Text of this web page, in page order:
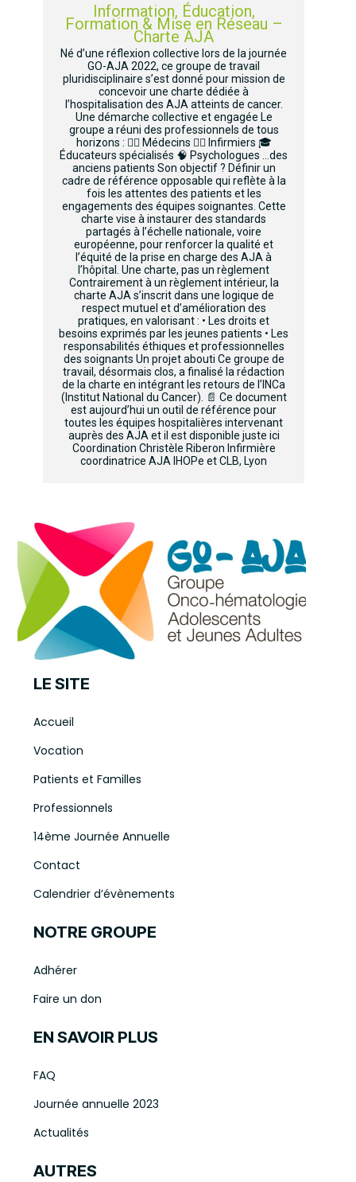
Information, Éducation,
Formation & Mise en Réseau –
Charte AJA
Né d’une réflexion collective lors de la journée
GO-AJA 2022, ce groupe de travail
pluridisciplinaire s’est donné pour mission de
concevoir une charte dédiée à
l’hospitalisation des AJA atteints de cancer.
Une démarche collective et engagée Le
groupe a réuni des professionnels de tous
horizons : 👩‍⚕️ Médecins 👨‍⚕️ Infirmiers 🎓
Éducateurs spécialisés 🧠 Psychologues …des
anciens patients Son objectif ? Définir un
cadre de référence opposable qui reflète à la
fois les attentes des patients et les
engagements des équipes soignantes. Cette
charte vise à instaurer des standards
partagés à l’échelle nationale, voire
européenne, pour renforcer la qualité et
l’équité de la prise en charge des AJA à
l’hôpital. Une charte, pas un règlement
Contrairement à un règlement intérieur, la
charte AJA s’inscrit dans une logique de
respect mutuel et d’amélioration des
pratiques, en valorisant : • Les droits et
besoins exprimés par les jeunes patients • Les
responsabilités éthiques et professionnelles
des soignants Un projet abouti Ce groupe de
travail, désormais clos, a finalisé la rédaction
de la charte en intégrant les retours de l’INCa
(Institut National du Cancer). 📄 Ce document
est aujourd’hui un outil de référence pour
toutes les équipes hospitalières intervenant
auprès des AJA et il est disponible juste ici
Coordination Christèle Riberon Infirmière
coordinatrice AJA IHOPe et CLB, Lyon
LE SITE
Accueil
Vocation
Patients et Familles
Professionnels
14ème Journée Annuelle
Contact
Calendrier d’évènements
NOTRE GROUPE
Adhérer
Faire un don
EN SAVOIR PLUS
FAQ
Journée annuelle 2023
Actualités
AUTRES